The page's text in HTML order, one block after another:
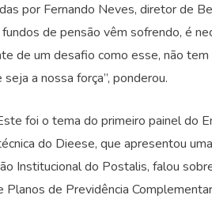
por Fernando Neves, diretor de
de pensão vêm sofrendo, é
de um desafio como esse, não tem
a nossa força”, ponderou.
foi o tema do primeiro painel do
do Dieese, que apresentou
Institucional do Postalis, falou
de Previdência